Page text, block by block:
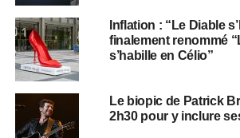
Inflation : “Le Diable
finalement renommé
s’habille en Célio”
Le biopic de Patrick
2h30 pour y inclure